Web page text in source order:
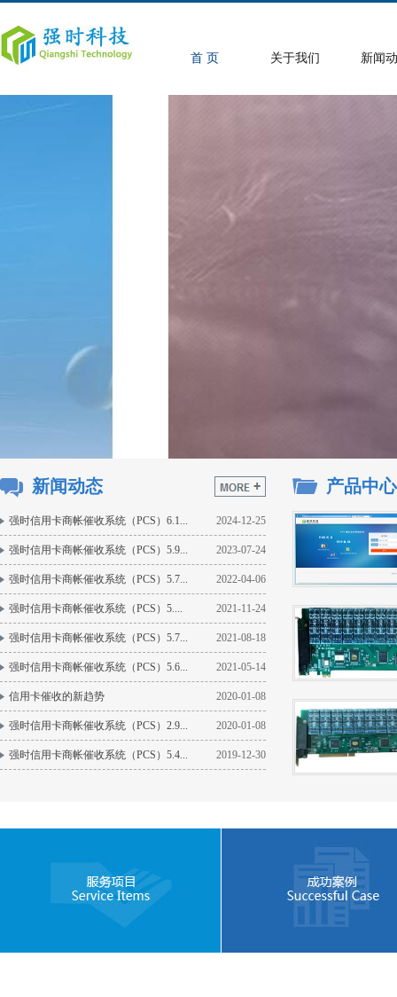
首 页 关于我们 新闻
新闻动态
2024-12-25
强时信用卡商帐催收系统（PCS）6.1...
2023-07-24
强时信用卡商帐催收系统（PCS）5.9...
2022-04-06
强时信用卡商帐催收系统（PCS）5.7...
2021-11-24
强时信用卡商帐催收系统（PCS）5....
2021-08-18
强时信用卡商帐催收系统（PCS）5.7...
2021-05-14
强时信用卡商帐催收系统（PCS）5.6...
2020-01-08
信用卡催收的新趋势
2020-01-08
强时信用卡商帐催收系统（PCS）2.9...
2019-12-30
强时信用卡商帐催收系统（PCS）5.4...
产品中心